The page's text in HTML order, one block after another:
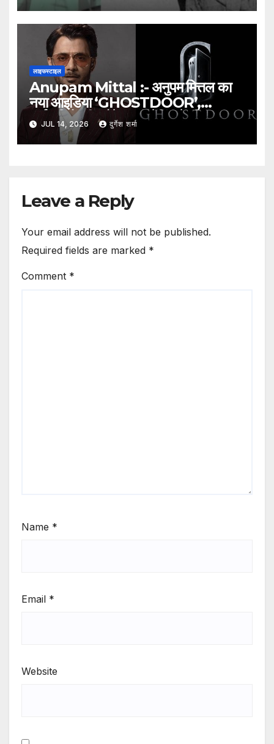
लाइफस्टाइल
Anupam Mittal :- अनुपम मित्तल का
नया आइडिया ‘GHOSTDOOR’,
कर्मचारियों की प्रोफेशनल रेटिंग के लिए
प्लेटफॉर्म का प्रस्ताव
JUL 14, 2026 दुर्गेश शर्मा
Leave a Reply
Your email address will not be published.
Required fields are marked *
Comment *
Name *
Email *
Website